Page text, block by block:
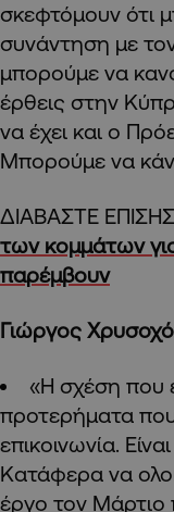
σκεφτόμουν ότι
συνάντηση με
μπορούμε να
έρθεις στην
να έχει και ο
Μπορούμε να
ΔΙΑΒΑΣΤΕ
των κομμάτων
παρέμβουν
Γιώργος
«Η σχέση που
προτερήματα
επικοινωνία.
Κατάφερα να
έργο τον Μάρτιο